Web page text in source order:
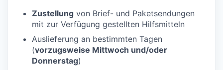
Zustellung von Brief- und Paketsendungen
mit zur Verfügung gestellten Hilfsmitteln
Auslieferung an bestimmten Tagen
(vorzugsweise Mittwoch und/oder
Donnerstag)